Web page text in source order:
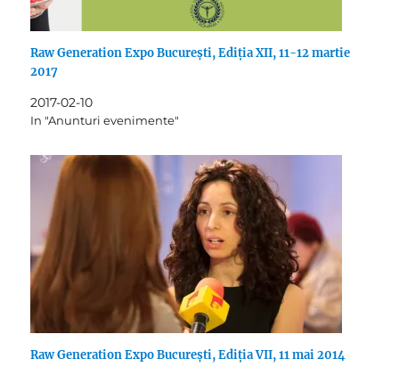
Raw Generation Expo București, Ediția XII, 11-12 martie
2017
2017-02-10
In "Anunturi evenimente"
Raw Generation Expo București, Ediția VII, 11 mai 2014